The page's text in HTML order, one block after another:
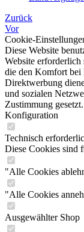
Zurück
Vor
Cookie-
Diese Website
Website erforderlich
die den Komfort bei
Direktwerbung
und sozialen
Zustimmung gesetzt.
Konfiguration
Technisch
Diese Cookies sind
"Alle Cookies
"Alle Cookies
Ausgewählter Shop